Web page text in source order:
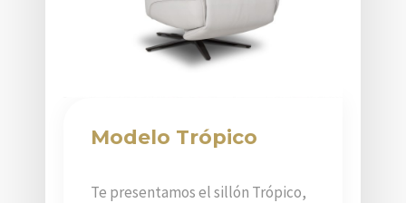
Modelo Trópico
Te presentamos el sillón Trópico,